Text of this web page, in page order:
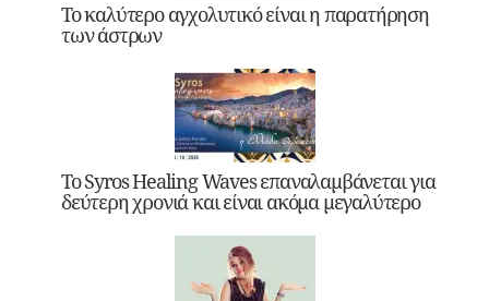
Το καλύτερο αγχολυτικό είναι η παρατήρηση
των άστρων
Το Syros Healing Waves επαναλαμβάνεται για
δεύτερη χρονιά και είναι ακόμα μεγαλύτερο